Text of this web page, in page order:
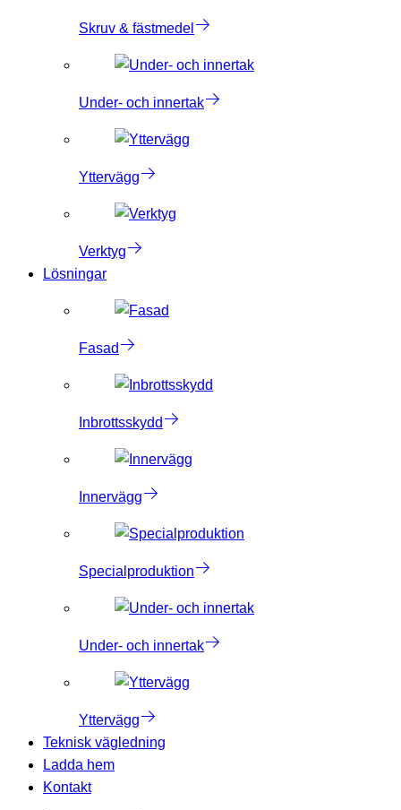
Skruv & fästmedel
Under- och innertak
Yttervägg
Verktyg
Lösningar
Fasad
Inbrottsskydd
Innervägg
Specialproduktion
Under- och innertak
Yttervägg
Teknisk vägledning
Ladda hem
Kontakt